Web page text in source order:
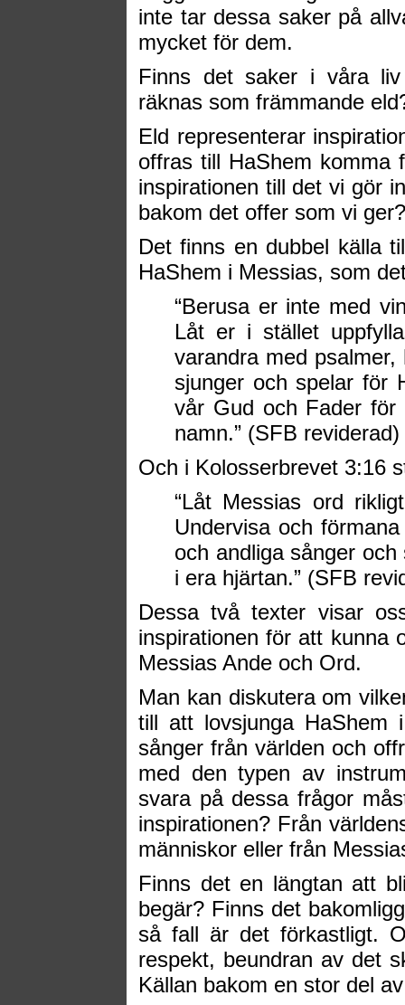
inte tar dessa saker på
mycket för dem.
Finns det saker i våra
räknas som främmande
Eld representerar
offras till HaShem komma
inspirationen till det vi gör
bakom det offer som vi ger?
Det finns en dubbel källa
HaShem i Messias, som
“Berusa er inte med
Låt er i stället
varandra med
sjunger och spelar för
vår Gud och Fader
namn.” (SFB reviderad)
Och i Kolosserbrevet 3:16
“Låt Messias ord
Undervisa och
och andliga sånger
i era hjärtan.” (SFB
Dessa två texter visar
inspirationen för att kunna
Messias Ande och Ord.
Man kan diskutera om
till att lovsjunga
sånger från världen och
med den typen av
svara på dessa frågor
inspirationen? Från
människor eller från
Finns det en längtan att
begär? Finns det
så fall är det förkastligt.
respekt, beundran av det
Källan bakom en stor del